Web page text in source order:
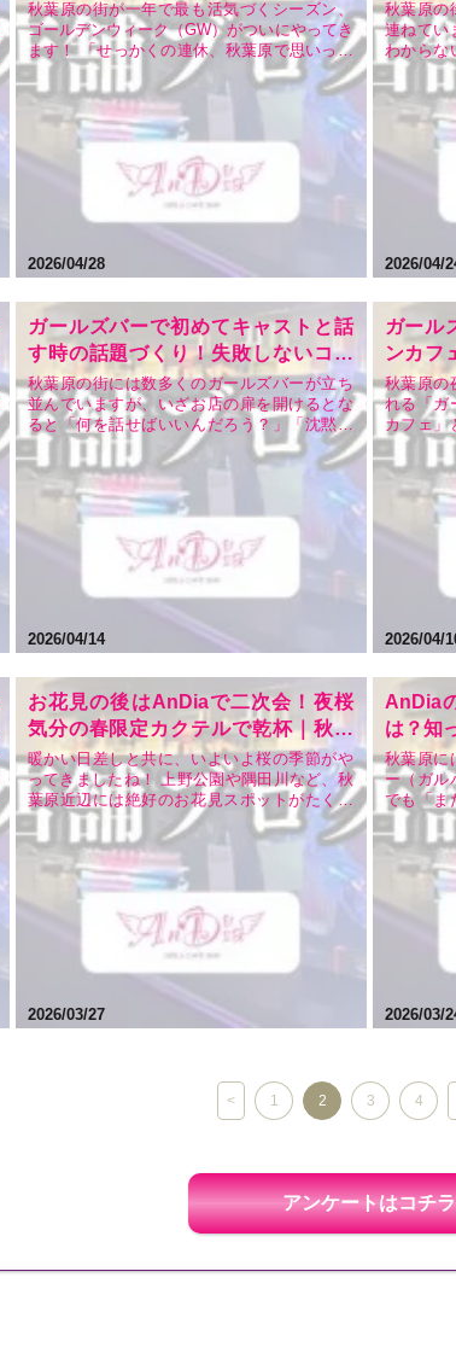
2026/04/28
秋葉原の街が一年で最も活気づくシーズン、
ゴールデンウィーク（GW）がついにやってき
ます！ 「せっかくの連休、秋葉原で思いっき
り遊びたい」「観光の締めに、どこか良いお
店はないかな？」とお探しの方も多いのでは
ないでしょうか。秋葉原には数多くのコンセ
プトカフェやガールズバーが軒を連ねていま
すが、「本当に安…
2026/04/
舞い｜
バなら
秋葉原の
連ねてい
わからな
と感じ
か。 せ
の子）
ピーな
ャストに
2026/04/14
ガールズバーで初めてキャストと話
す時の話題づくり！失敗しないコツ
【秋葉原でおすすめの安いお店ならA
nDia】
秋葉原の街には数多くのガールズバーが立ち
並んでいますが、いざお店の扉を開けるとな
ると「何を話せばいいんだろう？」「沈黙が
怖かったらどうしよう」と不安に感じる方も
多いのではないでしょうか。 特に秋葉原とい
うエリアは、アニメやゲーム、アイドルとい
ったカルチャーが濃いため、「詳しい知識が
ないと楽しめないの…
2026/04/
ガール
ンカフ
説！秋
Dia
秋葉原の
れる「ガ
カフェ」
どう違う
の？」と
葉原は
お店選
が思う本
2026/03/27
お花見の後はAnDiaで二次会！夜桜
気分の春限定カクテルで乾杯｜秋葉
原でおすすめの安いガルバならここ
暖かい日差しと共に、いよいよ桜の季節がや
ってきましたね！ 上野公園や隅田川など、秋
葉原近辺には絶好のお花見スポットがたくさ
んあります。満開の桜を愛でた後は、そのま
ま余韻に浸りながら「もう一軒」行きたくな
るのが人情というもの。 「秋葉原でガルバ
（ガールズバー）を探しているけど、どこが
おすすめ？」 「せ…
2026/03/
AnDia
は？知
秋葉原に
ー（ガル
でも「ま
追求して
も応援し
何か差
るかな
をいただ
< 1 2 3 4
アンケートはコチラ